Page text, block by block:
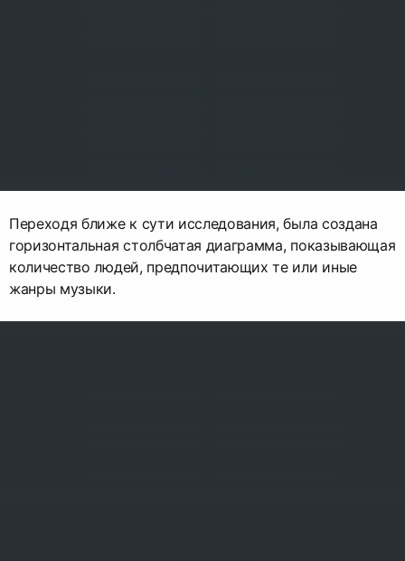
Переходя ближе к сути исследования, была создана
горизонтальная столбчатая диаграмма, показывающая
количество людей, предпочитающих те или иные
жанры музыки.